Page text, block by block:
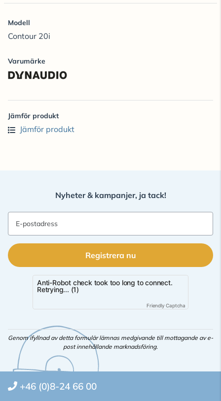
Modell
Contour 20i
Varumärke
Jämför produkt
Jämför produkt
Nyheter & kampanjer, ja tack!
E-postadress
Registrera nu
Anti-Robot check took too long to connect.
Retrying... (1)
Friendly Captcha
Genom ifyllnad av detta formulär lämnas medgivande till mottagande av e-
post innehållande marknadsföring.
+46 (0)8-24 66 00